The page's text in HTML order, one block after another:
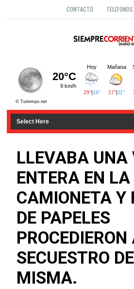
CONTACTO
LLEVABA UNA
ENTERA EN LA
CAMIONETA Y
DE PAPELES
PROCEDIERON
SECUESTRO
MISMA.